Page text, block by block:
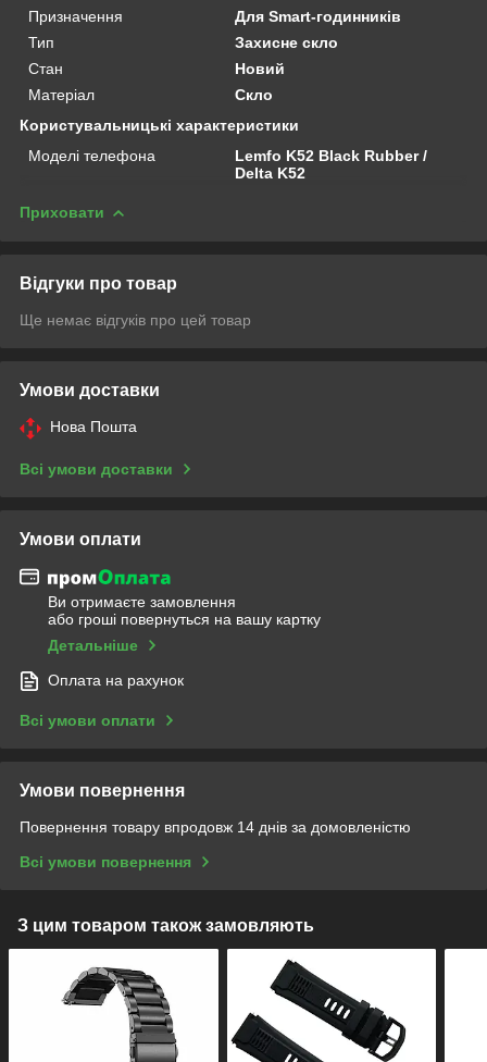
Призначення
Для Smart-годинників
Тип
Захисне скло
Стан
Новий
Матеріал
Скло
Користувальницькі характеристики
Моделі телефона
Lemfo K52 Black Rubber /
Delta K52
Приховати
Відгуки про товар
Ще немає відгуків про цей товар
Умови доставки
Нова Пошта
Всі умови доставки
Умови оплати
Ви отримаєте замовлення
або гроші повернуться на вашу картку
Детальніше
Оплата на рахунок
Всі умови оплати
Умови повернення
Повернення товару впродовж 14 днів за домовленістю
Всі умови повернення
З цим товаром також замовляють